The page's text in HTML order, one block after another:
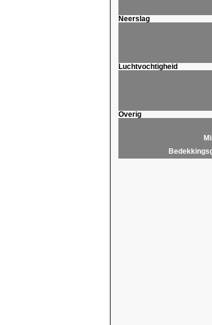
Neerslag
Luchtvochtigheid
Overig